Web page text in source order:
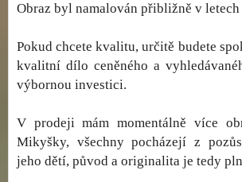
Obraz byl namalován přibližně v letech
Pokud chcete kvalitu, určitě budete
kvalitní dílo ceněného a
výbornou investici.
V prodeji mám momentálně více
Mikyšky, všechny pocházejí z
jeho dětí, původ a originalita je tedy